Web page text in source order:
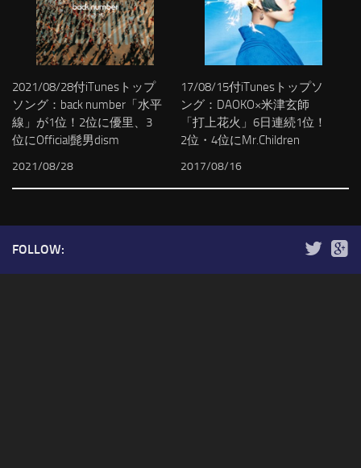
2021/08/28付iTunesトップ
ソング：back number「水平
線」が1位！2位に優里、3
位にOfficial髭男dism
2021/08/28
17/08/15付iTunesトップソ
ング：DAOKO×米津玄師
「打上花火」6日連続1位！
2位・4位にMr.Children
2017/08/16
FOLLOW: